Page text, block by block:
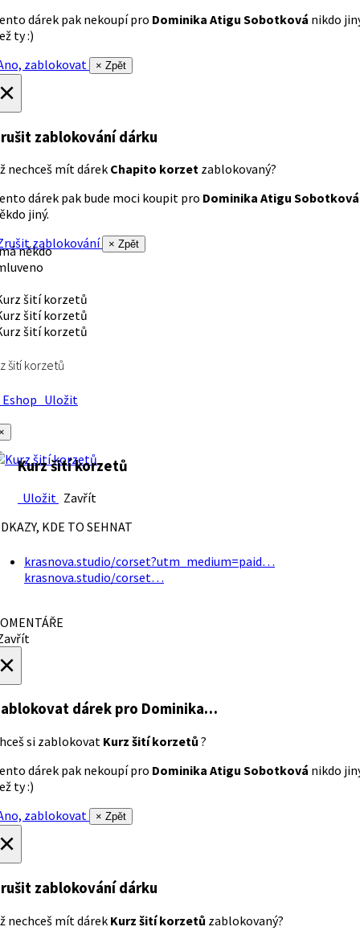
dárek pak nekoupí pro Dominika Atigu Sobotková nikdo
ty :)
zablokovat
× Zpět
zablokování dárku
nechceš mít dárek Chapito korzet zablokovaný?
dárek pak bude moci koupit pro Dominika Atigu Sobotková
jiný.
zablokování
× Zpět
někdo
šití korzetů
Uložit
Kurz šití korzetů
Uložit Zavřít
KDE TO SEHNAT
krasnova.studio/corset?utm_medium=paid…
krasnova.studio/corset…
dárek pro Dominika…
si zablokovat Kurz šití korzetů ?
dárek pak nekoupí pro Dominika Atigu Sobotková nikdo
ty :)
zablokovat
× Zpět
zablokování dárku
nechceš mít dárek Kurz šití korzetů zablokovaný?